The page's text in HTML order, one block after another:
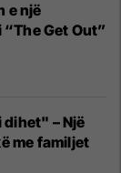
e një
Get Out”
dihet" – Një
me familjet